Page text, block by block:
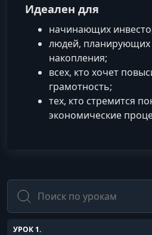
Идеален для
начинающих
людей, планирующих
накопления;
всех, кто хочет
грамотность;
тех, кто стремится
экономические
Поиск
УРОК 1.